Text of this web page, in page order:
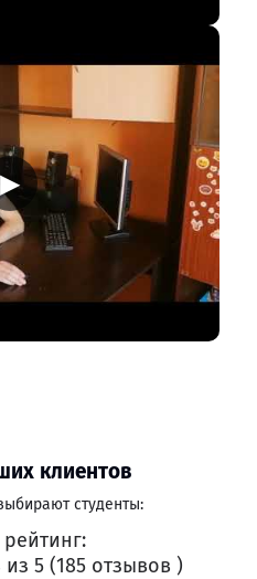
▶
клиентов
студенты:
из 5 (185 отзывов )